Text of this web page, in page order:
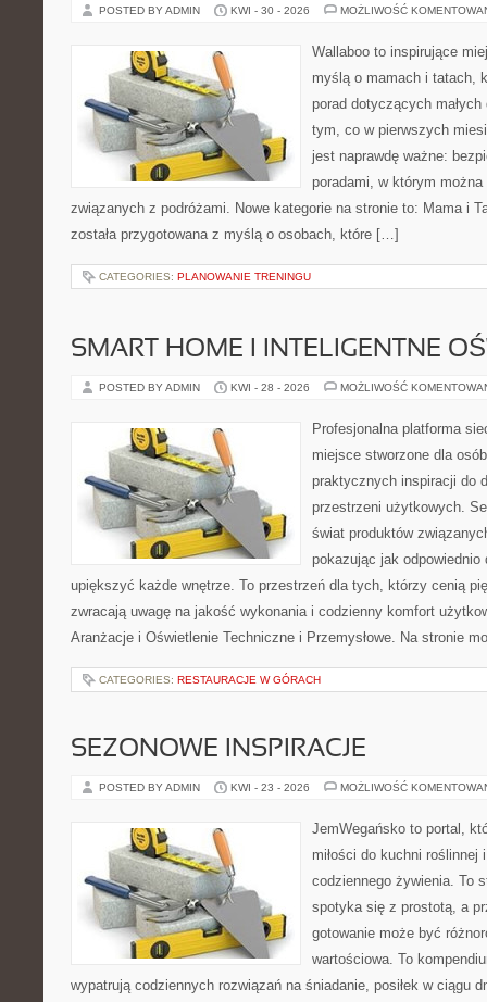
POSTED BY ADMIN KWI - 30 - 2026 MOŻLIWOŚĆ
Wallaboo to inspirujące
myślą o mamach i tatach,
porad dotyczących
tym, co w pierwszych
jest naprawdę ważne:
poradami, w którym
związanych z podróżami. Nowe kategorie na stronie to: Mama i
została przygotowana z myślą o osobach, które […]
CATEGORIES: PLANOWANIE TRENINGU
SMART HOME I INTELIGENTNE
POSTED BY ADMIN KWI - 28 - 2026 MOŻLIWOŚĆ
Profesjonalna platforma
miejsce stworzone dla
praktycznych inspiracji do
przestrzeni użytkowych.
świat produktów
pokazując jak odpowiednio
upiększyć każde wnętrze. To przestrzeń dla tych, którzy cenią
zwracają uwagę na jakość wykonania i codzienny komfort
Aranżacje i Oświetlenie Techniczne i Przemysłowe. Na stronie
CATEGORIES: RESTAURACJE W GÓRACH
SEZONOWE INSPIRACJE
POSTED BY ADMIN KWI - 23 - 2026 MOŻLIWOŚĆ
JemWegańsko to portal,
miłości do kuchni roślinnej
codziennego żywienia. To
spotyka się z prostotą, a
gotowanie może być
wartościowa. To
wypatrują codziennych rozwiązań na śniadanie, posiłek w ciągu